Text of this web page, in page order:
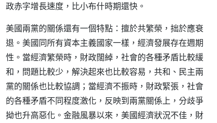
政赤字增長速度，比小布什時期還快。
美國兩黨的關係還有一個特點：擅於共繁榮，拙於應衰
退。美國同所有資本主義國家一樣，經濟發展存在週期
性。當經濟繁榮時，財政闊綽，社會的各種矛盾比較緩
和，問題比較少，解決起來也比較容易，共和、民主兩
黨的關係也比較協調；當經濟不振時，財政緊張，社會
的各種矛盾不同程度激化，反映到兩黨關係上，分歧爭
拗也升高惡化。金融風暴以來，美國經濟狀況不佳，財